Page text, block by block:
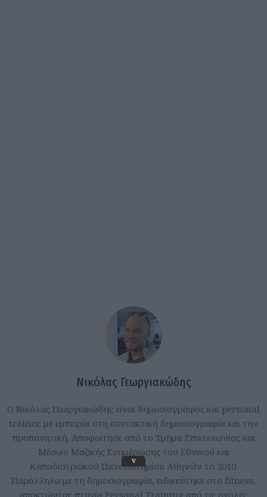
Νικόλας Γεωργιακώδης
Ο Νικόλας Γεωργιακώδης είναι δημοσιογράφος και personal
trainer, με εμπειρία στη συντακτική δημοσιογραφία και την
προπονητική. Αποφοίτησε από το Τμήμα Επικοινωνίας και
Μέσων Μαζικής Ενημέρωσης του Εθνικού και
Καποδιστριακού Πανεπιστημίου Αθηνών το 2010.
Παράλληλα με τη δημοσιογραφία, ειδικεύτηκε στο fitness,
v